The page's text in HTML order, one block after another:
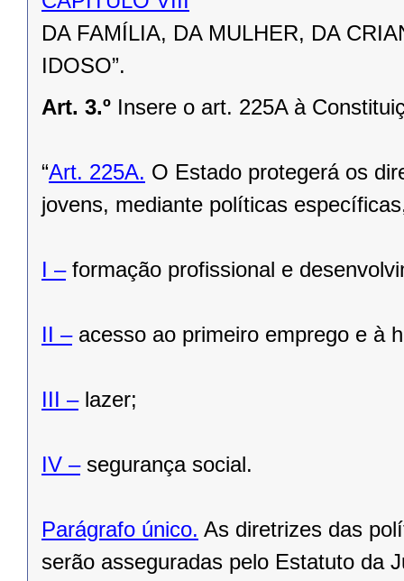
DA FAMÍLIA, DA MULHER, DA
IDOSO”.
Art. 3.º Insere o art. 225A à
“Art. 225A. O Estado protegerá os
jovens, mediante políticas
I –formação profissional e
II –acesso ao primeiro emprego e à
III –lazer;
IV –segurança social.
Parágrafo único. As diretrizes das
serão asseguradas pelo Estatuto da